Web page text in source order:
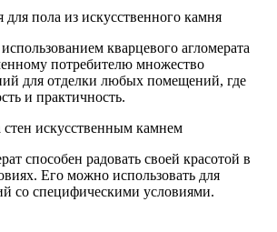
кварцевого агломерата
потребителю множество
для отделки любых помещений, где
и практичность.
способен радовать своей красотой в
Его можно использовать для
со специфическими условиями.